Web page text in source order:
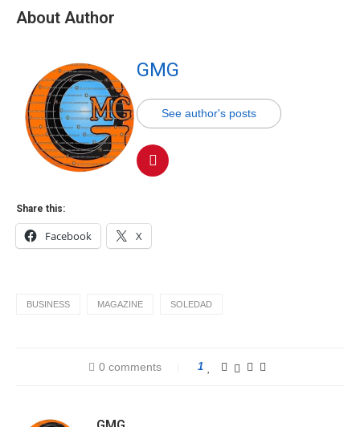
About Author
GMG
See author's posts
Share this:
Facebook X
BUSINESS MAGAZINE SOLEDAD
0 comments 1